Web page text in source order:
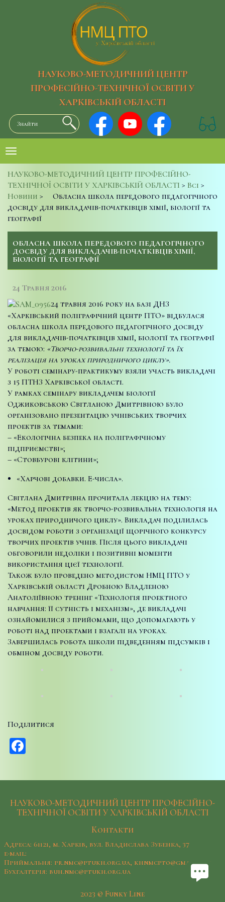
НАУКОВО-МЕТОДИЧНИЙ ЦЕНТР
ПРОФЕСІЙНО-ТЕХНІЧНОЇ ОСВІТИ У
ХАРКІВСЬКІЙ ОБЛАСТІ
НАУКОВО-МЕТОДИЧНИЙ ЦЕНТР ПРОФЕСІЙНО-
ТЕХНІЧНОЇ ОСВІТИ У ХАРКІВСЬКІЙ ОБЛАСТІ > Всі >
Новини >
Обласна школа передового педагогічного
досвіду для викладачів-початківців хімії, біології та
географії
ОБЛАСНА ШКОЛА ПЕРЕДОВОГО ПЕДАГОГІЧНОГО
ДОСВІДУ ДЛЯ ВИКЛАДАЧІВ-ПОЧАТКІВЦІВ ХІМІЇ,
БІОЛОГІЇ ТА ГЕОГРАФІЇ
24 Травня 2016
24 травня 2016 року на базі ДНЗ
«Харківський поліграфічний центр ПТО» відбулася
обласна школа передового педагогічного досвіду
для викладачів-початківців хімії, біології та географії
за темою: «Творчо-розвивальні технології та їх
реалізація на уроках природничого циклу».
У роботі семінару-практикуму взяли участь викладачі
з 15 ПТНЗ Харківської області.
У рамках семінару викладачем біології
Оджиковською Світланою Дмитрівною було
організовано презентацію учнівських творчих
проектів за темами:
– «Екологічна безпека на поліграфічному
підприємстві»;
– «Стовбурові клітини»;
«Харчові добавки. Е-числа».
Світлана Дмитрівна прочитала лекцію на тему:
«Метод проектів як творчо-розвивальна технологія на
уроках природничого циклу». Викладач поділилась
досвідом роботи з організації щорічного конкурсу
творчих проектів учнів. Після цього викладачі
обговорили недоліки і позитивні моменти
використання цієї технології.
Також було проведено методистом НМЦ ПТО у
Харківській області Дробною Владленою
Анатоліївною тренінг «Технологія проектного
навчання: її сутність і механізм», де викладачі
ознайомилися з прийомами, що допомагають у
роботі над проектами і взагалі на уроках.
Завершилась робота школи підведенням підсумків і
обміном досвіду роботи.
Поділитися
НАУКОВО-МЕТОДИЧНИЙ ЦЕНТР ПРОФЕСІЙНО-
ТЕХНІЧНОЇ ОСВІТИ У ХАРКІВСЬКІЙ ОБЛАСТІ
Контакти
Адреса: 61121, м. Харків, вул. Владислава Зубенка, 37
e-mail:
Приймальня: pr.nmc@ptukh.org.ua, khnmcpto@gmail.com
Бухгалтерія: buh.nmc@ptukh.org.ua
2023 © Funky Line